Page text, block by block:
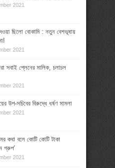
2021
ছিলো বোকামি : নতুন বেশভূষায়
2021
সবাই প্লেনের মালিক, চলাচল
2021
উপ-সচিবের বিরুদ্ধে ধর্ষণ মামলা
2021
কথা বলে কোটি কোটি টাকা
গ্রুপ’
2021